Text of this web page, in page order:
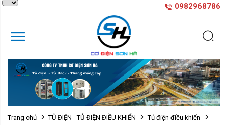
0982968786
Trang chủ TỦ ĐIỆN - TỦ ĐIỆN ĐIỀU KHIỂN
Tủ điện điều khiển